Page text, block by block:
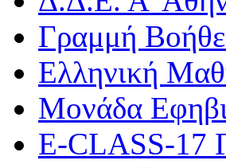
Γραμμή
Ελληνική
Μονάδα
Ε-CLASS-